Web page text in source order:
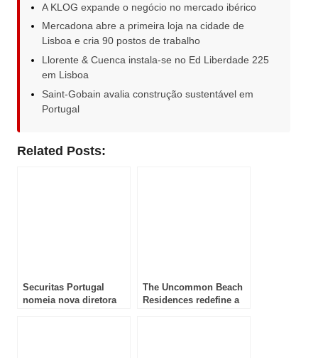
A KLOG expande o negócio no mercado ibérico
Mercadona abre a primeira loja na cidade de
Lisboa e cria 90 postos de trabalho
Llorente & Cuenca instala-se no Ed Liberdade 225
em Lisboa
Saint-Gobain avalia construção sustentável em
Portugal
Related Posts:
Securitas Portugal
nomeia nova diretora
The Uncommon Beach
Residences redefine a